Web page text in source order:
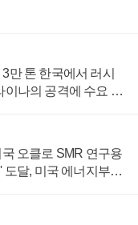
만 톤 한국에서 러시
이나의 공격에 수요 늘
오클로 SMR 연구용
도달, 미국 에너지부